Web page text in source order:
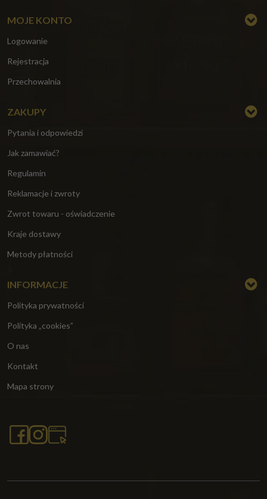
MOJE KONTO
Logowanie
Rejestracja
Przechowalnia
ZAKUPY
Pytania i odpowiedzi
Jak zamawiać?
Regulamin
Reklamacje i zwroty
Zwrot towaru - oświadczenie
Kraje dostawy
Metody płatności
INFORMACJE
Polityka prywatności
Polityka „cookies”
O nas
Kontakt
Mapa strony